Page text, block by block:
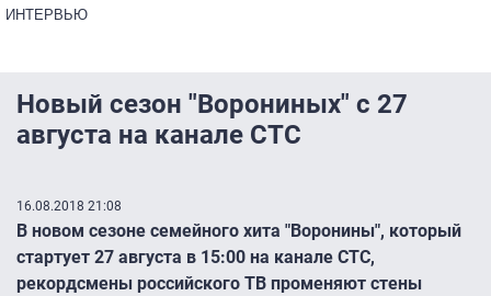
ИНТЕРВЬЮ
Новый сезон "Ворониных" с 27
августа на канале СТС
16.08.2018 21:08
В новом сезоне семейного хита "Воронины", который
стартует 27 августа в 15:00 на канале СТС,
рекордсмены российского ТВ променяют стены